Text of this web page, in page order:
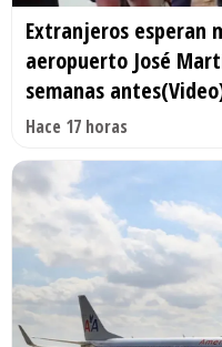
Extranjeros esperan
aeropuerto José
semanas
Hace 17 horas